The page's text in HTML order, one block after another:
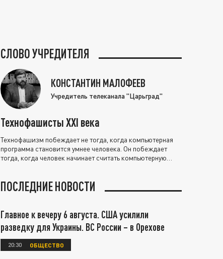
СЛОВО УЧРЕДИТЕЛЯ
КОНСТАНТИН МАЛОФЕЕВ
Учредитель телеканала "Царьград"
Технофашисты XXI века
Технофашизм побеждает не тогда, когда компьютерная
программа становится умнее человека. Он побеждает
тогда, когда человек начинает считать компьютерную
ПОСЛЕДНИЕ НОВОСТИ
Главное к вечеру 6 августа. США усилили
разведку для Украины. ВС России – в Орехове
20:30 ОБЩЕСТВО